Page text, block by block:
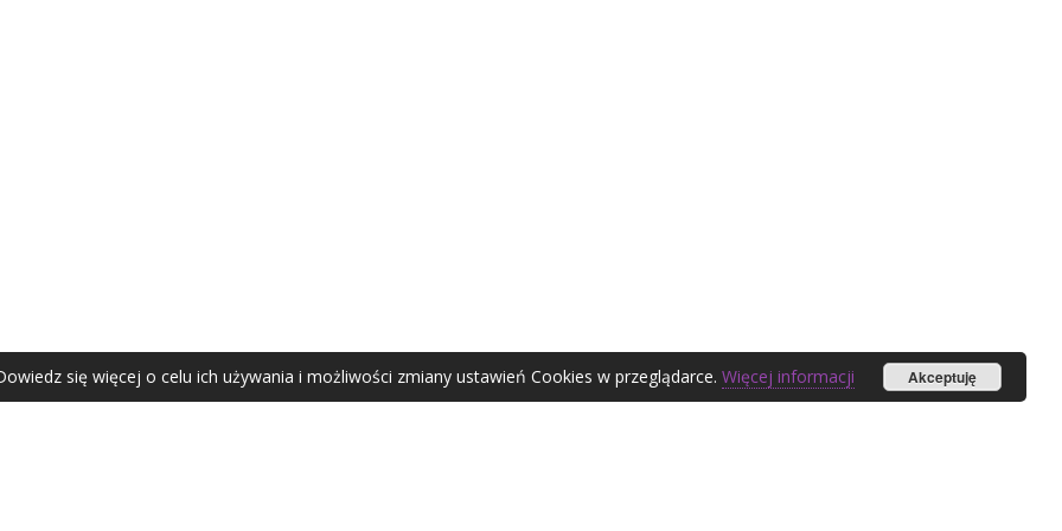
Agata Zubel © 2021
się więcej o celu ich używania i możliwości zmiany ustawień Cookies w przeglądarce. Więcej informacji Akceptuję